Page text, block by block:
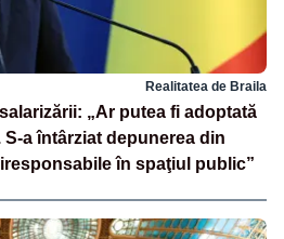
Realitatea de Braila
„Ar putea fi adoptată
a întârziat depunerea din
în spaţiul public”